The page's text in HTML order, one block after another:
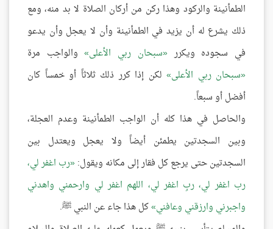
الطمأنينة والركود وهذا ركن من أركان الصلاة لا بد منه، ومع
ذلك يشرع له أن يزيد في الطمأنينة وأن لا يعجل وأن يدعو
في سجوده ويكرر سبحان ربي الأعلى والواجب مرة
سبحان ربي الأعلى
لكن إذا كرر ذلك ثلاثاً أو خمساً كان
أفضل أو سبعاً.
والحاصل في هذا كله أن الواجب الطمأنينة وعدم العجلة،
وبين السجدتين يطمئن أيضاً ولا يعجل ويعتدل بين
السجدتين حتى يرجع كل فقار إلى مكانه ويقول: رب اغفر لي،
رب اغفر لي، ربِ اغفر لي، اللهم اغفر لي وارحمني واهدني
واجبرني وارزقني وعافني كل هذا جاء عن النبي ﷺ.